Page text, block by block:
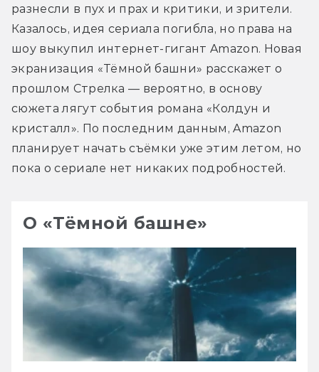
разнесли в пух и прах и критики, и зрители.
Казалось, идея сериала погибла, но права на
шоу выкупил интернет-гигант Amazon. Новая
экранизация «Тёмной башни» расскажет о
прошлом Стрелка — вероятно, в основу
сюжета лягут события романа «Колдун и
кристалл». По последним данным, Amazon
планирует начать съёмки уже этим летом, но
пока о сериале нет никаких подробностей.
О «Тёмной башне»